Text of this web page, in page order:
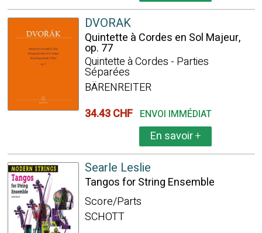
DVORAK
Quintette à Cordes en Sol Majeur,
op. 77
Quintette à Cordes - Parties
Séparées
BÄRENREITER
34.43 CHF ENVOI IMMÉDIAT
En savoir+
Searle Leslie
Tangos for String Ensemble
Score/Parts
SCHOTT